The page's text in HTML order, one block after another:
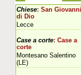
Chiese: San Giovanni
di Dio
Lecce
Case a corte: Case a
corte
Montesano Salentino
(LE)